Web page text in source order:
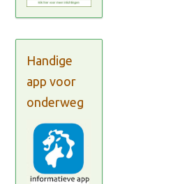
Handige
app voor
onderweg